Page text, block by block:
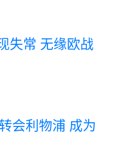
失常 无缘欧战
会利物浦 成为